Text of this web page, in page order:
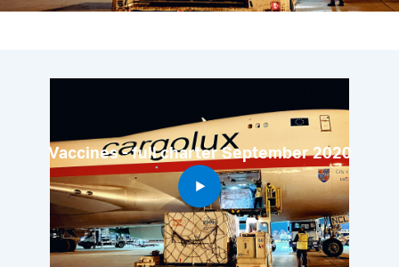
Vaccines - full charter September 2020